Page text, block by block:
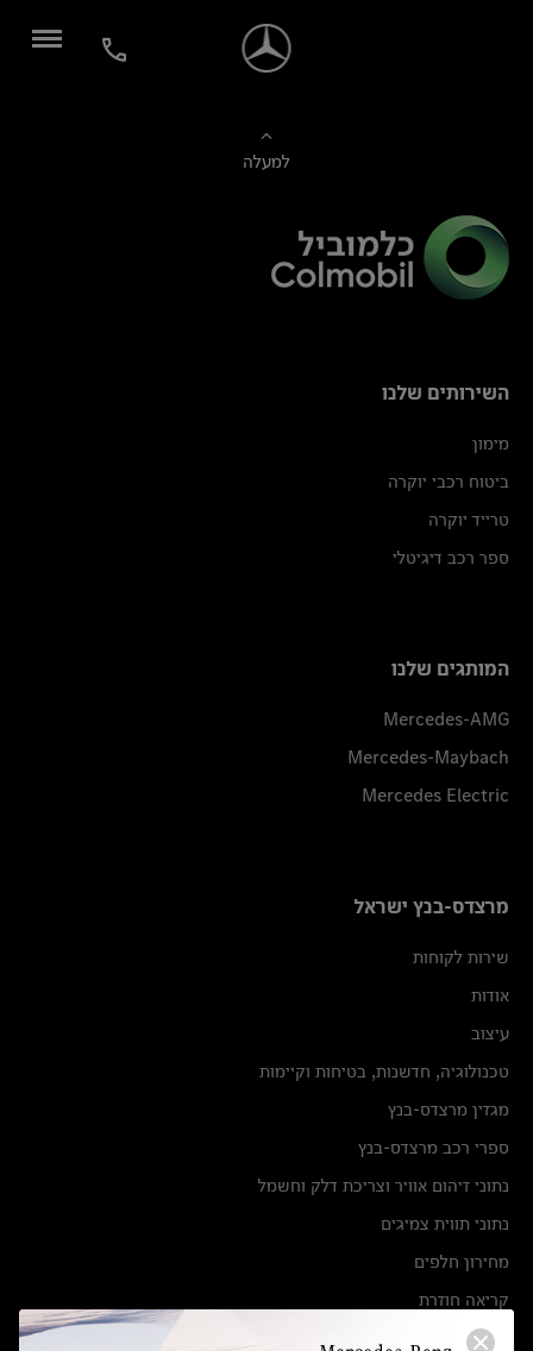
למעלה
השירותים שלנו
מימון
ביטוח רכבי יוקרה
טרייד יוקרה
ספר רכב דיגיטלי
המותגים שלנו
Mercedes-AMG
Mercedes-Maybach
Mercedes Electric
מרצדס-בנץ ישראל
שירות לקוחות
אודות
עיצוב
טכנולוגיה, חדשנות, בטיחות וקיימות
מגזין מרצדס-בנץ
ספרי רכב מרצדס-בנץ
נתוני זיהום אוויר וצריכת דלק וחשמל
נתוני תווית צמיגים
מחירון חלפים
קריאה חוזרת
הודעה על הטבות לרכבי מרצדס בהסדר פשרה בתצ 56447-02-19